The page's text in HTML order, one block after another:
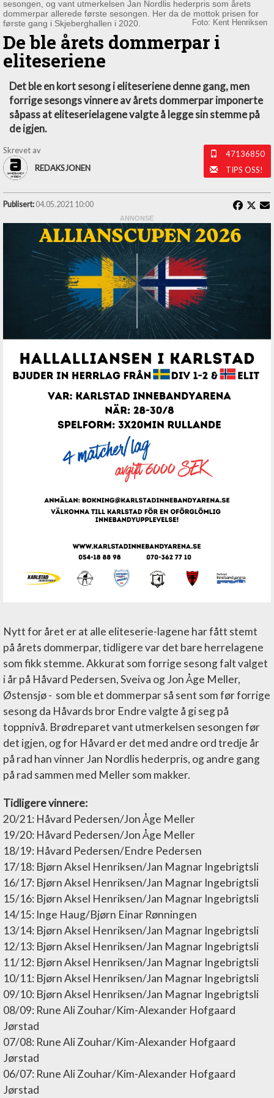
sesongen, og vant utmerkelsen Jan Nordlis hederpris som årets
dommerpar allerede første sesongen. Her da de mottok prisen for
første gang i Skjeberghallen i 2020.
Foto: Kent Henriksen
De ble årets dommerpar i
eliteseriene
Det ble en kort sesong i eliteseriene denne gang, men
forrige sesongs vinnere av årets dommerpar imponerte
såpass at eliteserielagene valgte å legge sin stemme på
de igjen.
Skrevet av
REDAKSJONEN
47136850
TIPS OSS!
Publisert: 04.05.2021 10:00
Nytt for året er at alle eliteserie-lagene har fått stemt
på årets dommerpar, tidligere var det bare herrelagene
som fikk stemme. Akkurat som forrige sesong falt valget
i år på Håvard Pedersen, Sveiva og Jon Åge Meller,
Østensjø - som ble et dommerpar så sent som før forrige
sesong da Håvards bror Endre valgte å gi seg på
toppnivå. Brødreparet vant utmerkelsen sesongen før
det igjen, og for Håvard er det med andre ord tredje år
på rad han vinner Jan Nordlis hederpris, og andre gang
på rad sammen med Meller som makker.
Tidligere vinnere:
20/21: Håvard Pedersen/Jon Åge Meller
19/20: Håvard Pedersen/Jon Åge Meller
18/19: Håvard Pedersen/Endre Pedersen
17/18: Bjørn Aksel Henriksen/Jan Magnar Ingebrigtsli
16/17: Bjørn Aksel Henriksen/Jan Magnar Ingebrigtsli
15/16: Bjørn Aksel Henriksen/Jan Magnar Ingebrigtsli
14/15: Inge Haug/Bjørn Einar Rønningen
13/14: Bjørn Aksel Henriksen/Jan Magnar Ingebrigtsli
12/13: Bjørn Aksel Henriksen/Jan Magnar Ingebrigtsli
11/12: Bjørn Aksel Henriksen/Jan Magnar Ingebrigtsli
10/11: Bjørn Aksel Henriksen/Jan Magnar Ingebrigtsli
09/10: Bjørn Aksel Henriksen/Jan Magnar Ingebrigtsli
08/09: Rune Ali Zouhar/Kim-Alexander Hofgaard
Jørstad
07/08: Rune Ali Zouhar/Kim-Alexander Hofgaard
Jørstad
06/07: Rune Ali Zouhar/Kim-Alexander Hofgaard
Jørstad